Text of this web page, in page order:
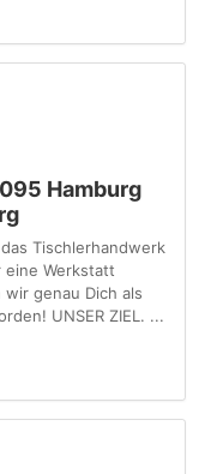
Hamburg
Tischlerhandwerk
eine Werkstatt
genau Dich als
UNSER ZIEL. ...